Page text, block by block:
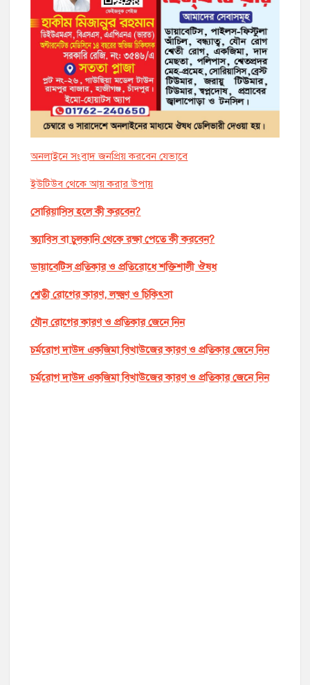
অনলাইনে সংবাদ জনপ্রিয় করবেন যেভাবে
ইউটিউব থেকে আয় করার উপায়
সোরিয়াসিস হলে কী করবেন?
স্ক্যাবিস বা চুলকানি থেকে রক্ষা পেতে কী করবেন?
ডায়াবেটিস প্রতিকার ও প্রতিরোধে শক্তিশালী ঔষধ
শ্বেতী রোগের কারণ, লক্ষ্মণ ও চিকিৎসা
যৌন রোগের কারণ ও প্রতিকার জেনে নিন
চর্মরোগ দাউদ একজিমা বিখাউজের কারণ ও প্রতিকার জেনে নিন
চর্মরোগ দাউদ একজিমা বিখাউজের কারণ ও প্রতিকার জেনে নিন